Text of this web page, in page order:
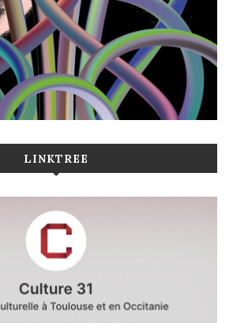
LINKTREE